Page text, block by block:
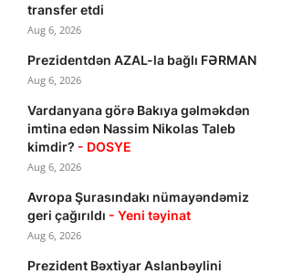
transfer etdi
Aug 6, 2026
Prezidentdən AZAL-la bağlı FƏRMAN
Aug 6, 2026
Vardanyana görə Bakıya gəlməkdən
imtina edən Nassim Nikolas Taleb
kimdir? - DOSYE
Aug 6, 2026
Avropa Şurasındakı nümayəndəmiz
geri çağırıldı - Yeni təyinat
Aug 6, 2026
Prezident Bəxtiyar Aslanbəylini